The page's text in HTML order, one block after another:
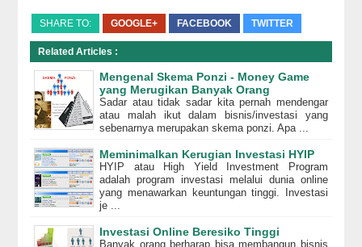
SHARE TO: GOOGLE+ FACEBOOK TWITTER
Related Articles :
Mengenal Skema Ponzi - Money Game
yang Merugikan Banyak Orang
Sadar atau tidak sadar kita pernah mendengar
atau malah ikut dalam bisnis/investasi yang
sebenarnya merupakan skema ponzi. Apa ...
Meminimalkan Kerugian Investasi HYIP
HYIP atau High Yield Investment Program
adalah program investasi melalui dunia online
yang menawarkan keuntungan tinggi. Investasi
je ...
Investasi Online Beresiko Tinggi
Banyak orang berharap bisa membangun bisnis